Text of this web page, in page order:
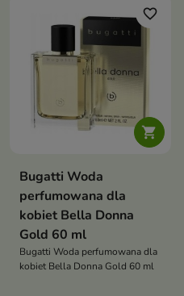

favorite_border
Bugatti Woda
perfumowana dla
kobiet Bella Donna
Gold 60 ml
Bugatti Woda perfumowana dla
kobiet Bella Donna Gold 60 ml